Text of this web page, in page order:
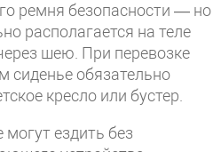
ремня безопасности — но
располагается на теле
шею. При перевозке
сиденье обязательно
кресло или бустер.
ездить без